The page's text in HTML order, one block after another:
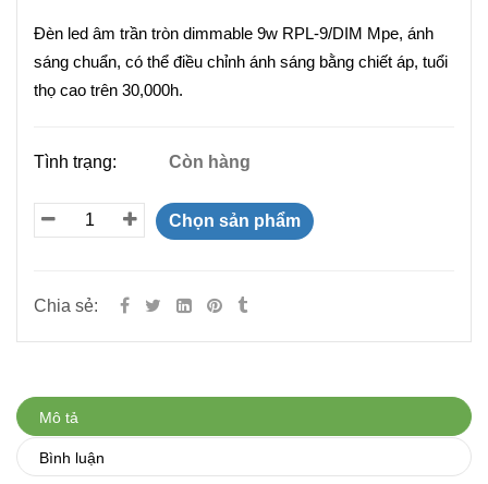
Đèn led âm trần tròn dimmable 9w RPL-9/DIM Mpe, ánh
sáng chuẩn, có thể điều chỉnh ánh sáng bằng chiết áp, tuổi
thọ cao trên 30,000h.
Tình trạng: Còn hàng
Chọn sản phẩm
Chia sẻ:
Mô tả
Bình luận